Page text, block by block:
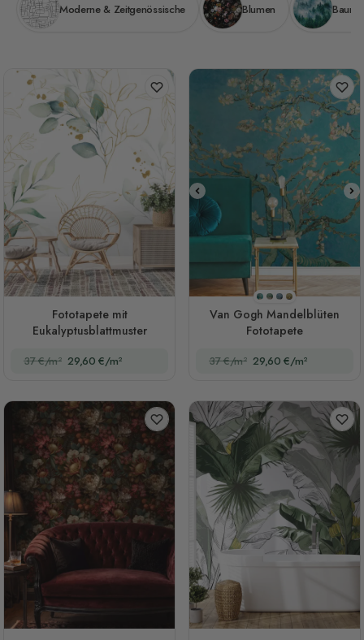
Moderne & Zeitgenössische Blumen Baum
Fototapete mit
Eukalyptusblattmuster
37 €/m² 29,60 €/m²
Stil 1
Stil 2
Stil 3
Stil 4
Van Gogh Mandelblüten
Fototapete
37 €/m² 29,60 €/m²